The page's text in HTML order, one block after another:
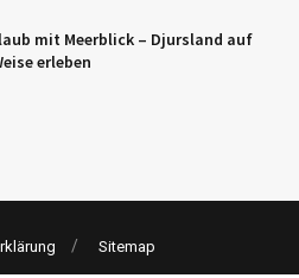
mit Meerblick – Djursland auf
erleben
Sitemap